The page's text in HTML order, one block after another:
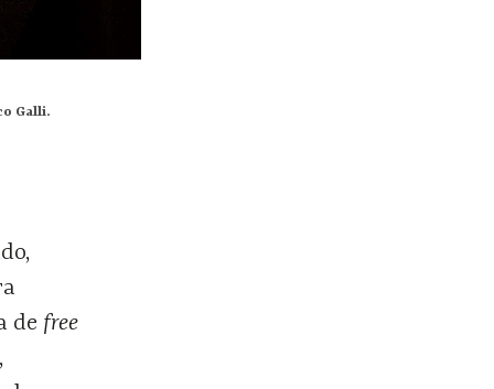
Galli.
de free